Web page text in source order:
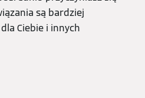
są bardziej
Ciebie i innych